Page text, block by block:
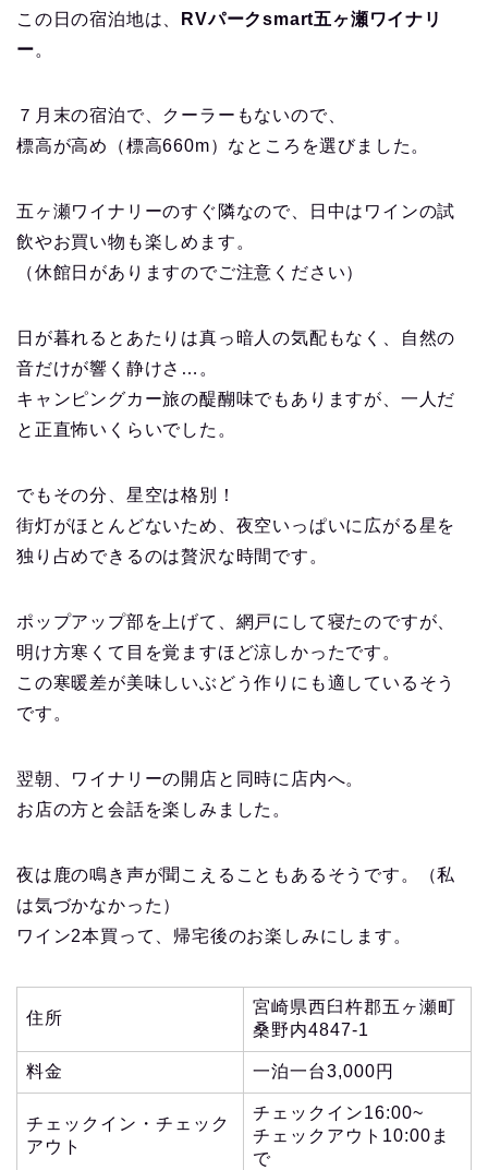
この日の宿泊地は、
RVパークsmart五ヶ瀬ワイナリ
ー。
７月末の宿泊で、クーラーもないので、
標高が高め（標高660m）なところを選びました。
五ヶ瀬ワイナリーのすぐ隣なので、日中はワインの試
飲やお買い物も楽しめます。
（休館日がありますのでご注意ください）
日が暮れるとあたりは真っ暗人の気配もなく、自然の
音だけが響く静けさ…。
キャンピングカー旅の醍醐味でもありますが、一人だ
と正直怖いくらいでした。
でもその分、星空は格別！
街灯がほとんどないため、夜空いっぱいに広がる星を
独り占めできるのは贅沢な時間です。
ポップアップ部を上げて、網戸にして寝たのですが、
明け方寒くて目を覚ますほど涼しかったです。
この寒暖差が美味しいぶどう作りにも適しているそう
です。
翌朝、ワイナリーの開店と同時に店内へ。
お店の方と会話を楽しみました。
夜は鹿の鳴き声が聞こえることもあるそうです。（私
は気づかなかった）
ワイン2本買って、帰宅後のお楽しみにします。
住所
宮崎県西臼杵郡五ヶ瀬町
桑野内4847-1
料金 一泊一台3,000円
チェックイン・チェック
アウト
チェックイン16:00~
チェックアウト10:00ま
で